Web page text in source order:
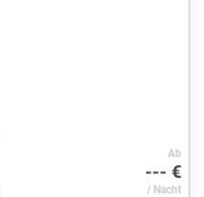
Ab
--- €
/ Nacht